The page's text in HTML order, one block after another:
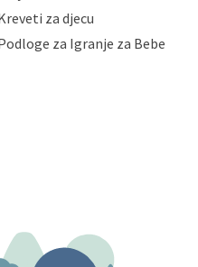
potpunosti ili djelomice,
obrade Vaših osobnih
podnijeti poštom na
na adresu:
za djecu
za Igranje za Bebe